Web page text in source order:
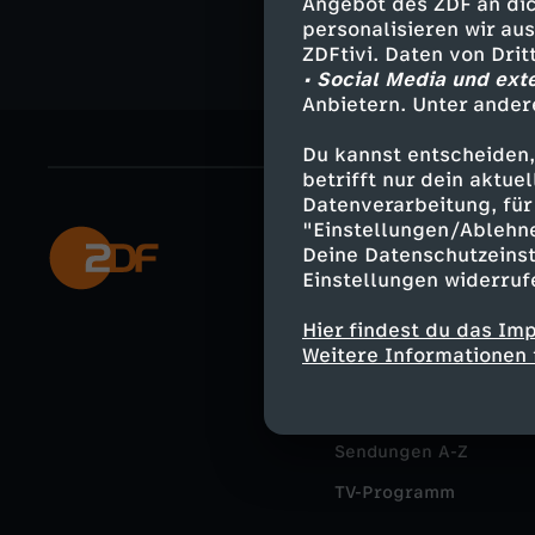
personalisieren wir
ZDFtivi. Daten von
• Social Media und
Anbietern. Unter
Du kannst
betrifft nur dein
Datenverarbeitung,
"Einstellungen/
Deine
Einstellungen
Hier findest du das
Weitere
Mehr ZDF
ZDF-Apps
Smart TV
ZDFtext
Sendungen A-Z
TV-Programm